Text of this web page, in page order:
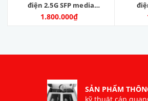
điện 2.5G SFP media
converter
1.800.000₫
SẢN PHẨM